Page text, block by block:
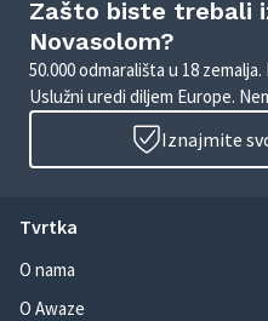
Zašto biste trebali
Novasolom?
50.000 odmarališta u 18
Uslužni uredi diljem Europe.
Iznajmite
Tvrtka
O nama
O Awaze